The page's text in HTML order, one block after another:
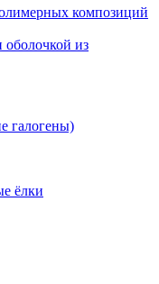
композиций
из
галогены)
ёлки